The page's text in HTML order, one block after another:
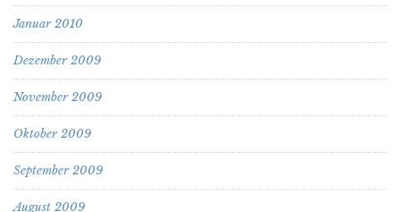
Januar 2010
Dezember 2009
November 2009
Oktober 2009
September 2009
August 2009